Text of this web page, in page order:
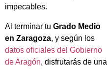
impecables.
Al terminar tu Grado Medio
en Zaragoza, y según los
datos oficiales del Gobierno
de Aragón, disfrutarás de una